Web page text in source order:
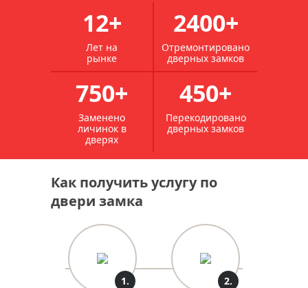
12+
Лет на
рынке
2400+
Отремонтировано
дверных замков
750+
Заменено
личинок в
дверях
450+
Перекодировано
дверных замков
Как получить услугу по
двери замка
1.
2.